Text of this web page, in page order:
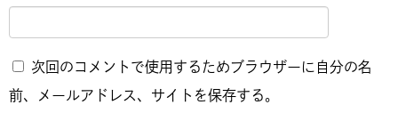
次回のコメントで使用するためブラウザーに自分の名
前、メールアドレス、サイトを保存する。